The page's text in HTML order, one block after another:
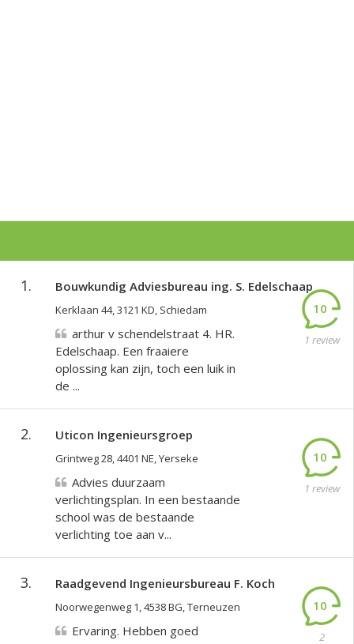
1. Bouwkundig Adviesbureau ing. S. Edelschaap
Kerklaan 44, 3121 KD, Schiedam 10
1 review
arthur v schendelstraat 4. HR.
Edelschaap. Een fraaiere
oplossing kan zijn, toch een luik in
de ...
2. Uticon Ingenieursgroep
Grintweg 28, 4401 NE, Yerseke 10
1 review
Advies duurzaam
verlichtingsplan. In een bestaande
school was de bestaande
verlichting toe aan v...
3. Raadgevend Ingenieursbureau F. Koch
Noorwegenweg 1, 4538 BG, Terneuzen 10
2
Ervaring. Hebben goed